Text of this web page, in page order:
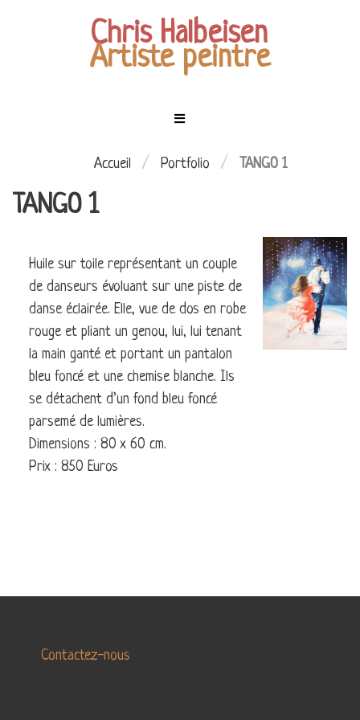
Chris Halbeisen
Artiste peintre
EXPOSITIONS
MES
CIEL
ÉTOILÉ
ENFANTS
TERRE
DANSE
ABSTRAIT
COMMANDES
CONTACT
Accueil / Portfolio / TANGO 1
TANGO 1
Huile sur toile représentant un couple
de danseurs évoluant sur une piste de
danse éclairée. Elle, vue de dos en robe
rouge et pliant un genou, lui, lui tenant
la main ganté et portant un pantalon
bleu foncé et une chemise blanche. Ils
se détachent d’un fond bleu foncé
parsemé de lumières.
Dimensions : 80 x 60 cm.
Prix : 850 Euros
Contactez-nous